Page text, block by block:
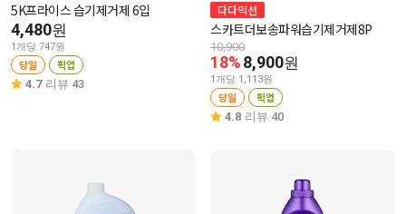
5K프라이스 습기제거제 6입
4,480원
1개당 747원
당일 픽업
4.7 리뷰 43
다다익선
스카트더보송파워습기제거제8P
10,900
18%8,900원
1개당 1,113원
당일 픽업
4.8 리뷰 40